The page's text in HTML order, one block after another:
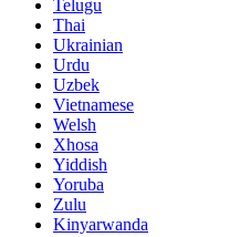
Telugu
Thai
Ukrainian
Urdu
Uzbek
Vietnamese
Welsh
Xhosa
Yiddish
Yoruba
Zulu
Kinyarwanda